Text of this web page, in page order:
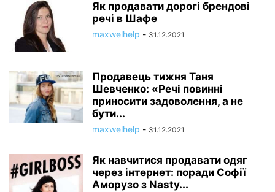
Як продавати дорогі брендові
речі в Шафе
maxwelhelp - 31.12.2021
Продавець тижня Таня
Шевченко: «Речі повинні
приносити задоволення, а не
бути...
maxwelhelp - 31.12.2021
Як навчитися продавати одяг
через інтернет: поради Софії
Аморузо з Nasty...